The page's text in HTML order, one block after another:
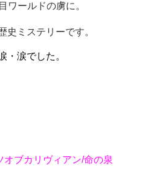
ワールドの虜に。
史ミステリーです。
・涙でした。
オブカリヴィアン/命の泉